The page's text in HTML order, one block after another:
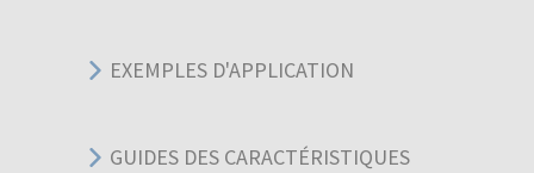
EXEMPLES D'APPLICATION
GUIDES DES CARACTÉRISTIQUES